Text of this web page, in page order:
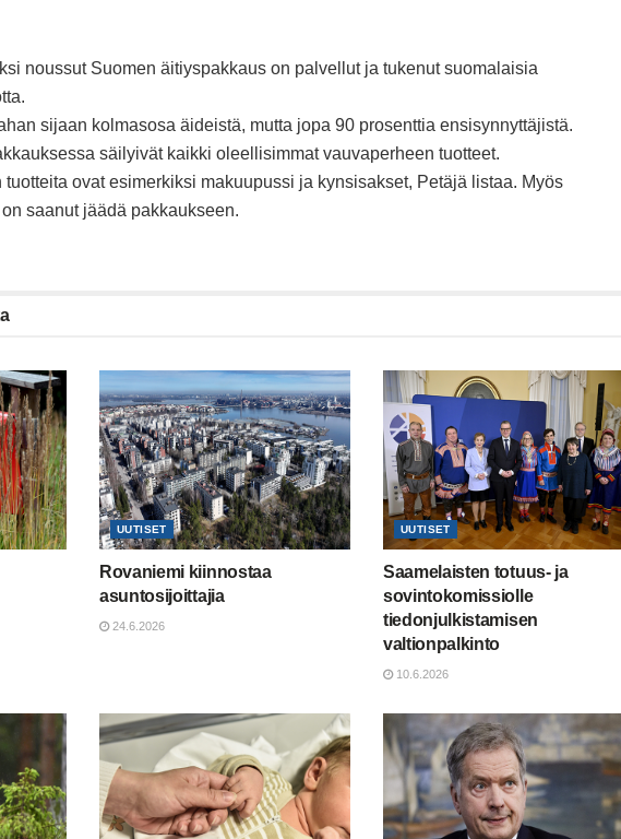
noussut Suomen äitiyspakkaus on palvellut ja tukenut suomalaisia
sijaan kolmasosa äideistä, mutta jopa 90 prosenttia ensisynnyttäjistä.
säilyivät kaikki oleellisimmat vauvaperheen tuotteet.
ovat esimerkiksi makuupussi ja kynsisakset, Petäjä listaa. Myös
saanut jäädä pakkaukseen.
UUTISET
Rovaniemi kiinnostaa
asuntosijoittajia
24.6.2026
UUTISET
Saamelaisten totuus- ja
sovintokomissiolle
tiedonjulkistamisen
valtionpalkinto
10.6.2026